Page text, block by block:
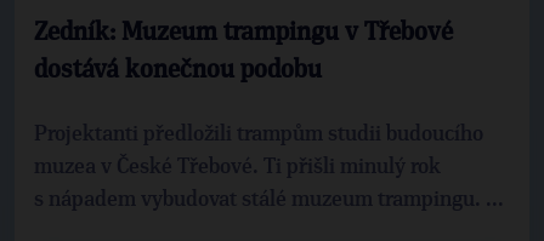
Zedník: Muzeum trampingu v Třebové
dostává konečnou podobu
Projektanti předložili trampům studii budoucího
muzea v České Třebové. Ti přišli minulý rok
s nápadem vybudovat stálé muzeum trampingu. ...